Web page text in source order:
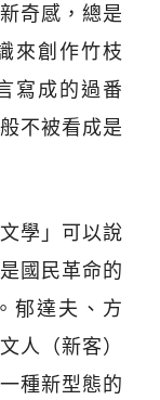
奇感，總是
來創作竹枝
寫成的過番
不被看成是
學」可以說
國民革命的
郁達夫、方
人（新客）
種新型態的